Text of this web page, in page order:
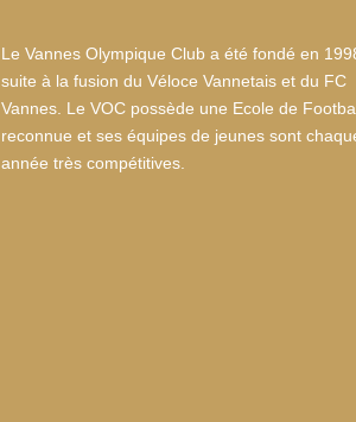
Le Vannes Olympique Club a été fondé en
suite à la fusion du Véloce Vannetais et du FC
Vannes. Le VOC possède une Ecole de
reconnue et ses équipes de jeunes sont
année très compétitives.